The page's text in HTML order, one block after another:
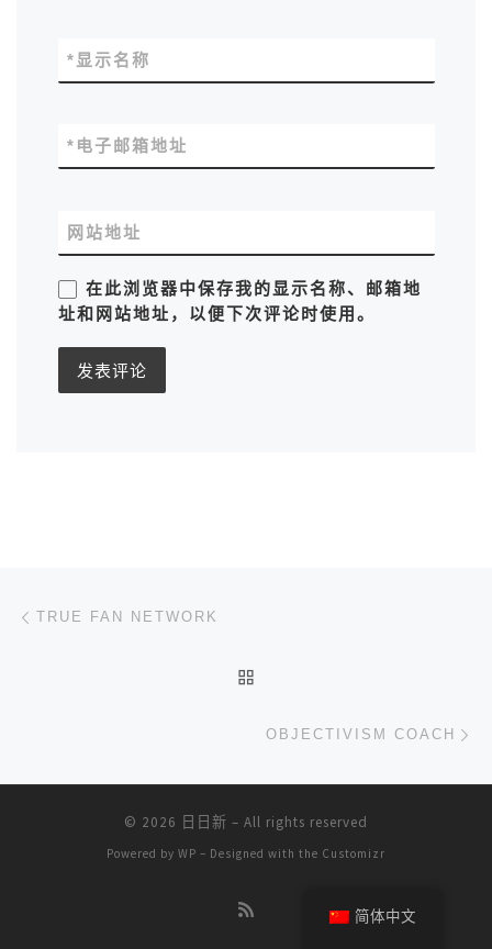
显示名称
*
电子邮箱地址
*
网站地址
在此浏览器中保存我的显示名称、邮箱地
址和网站地址，以便下次评论时使用。
文章导航
TRUE FAN NETWORK
OBJECTIVISM COACH
© 2026 日日新 – All rights reserved
Powered by WP – Designed with the Customizr
简体中文